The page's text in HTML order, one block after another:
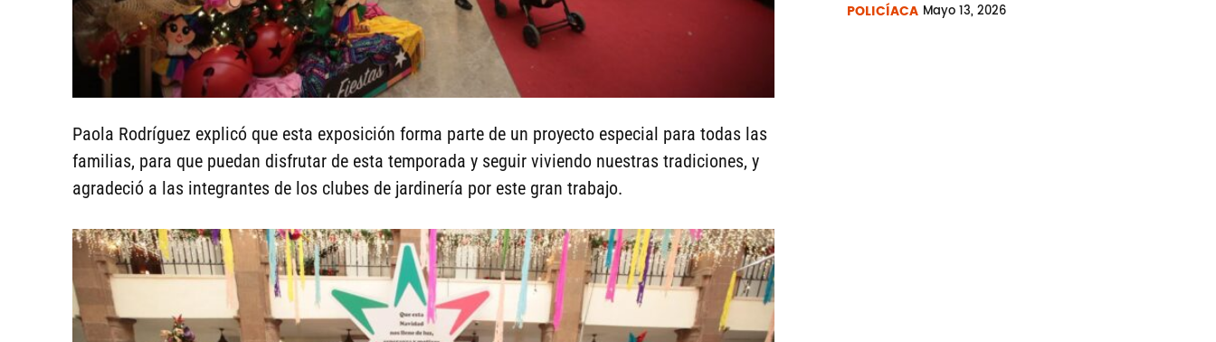
Paola Rodríguez explicó que esta exposición forma parte de un proyecto especial para todas las
familias, para que puedan disfrutar de esta temporada y seguir viviendo nuestras tradiciones, y
agradeció a las integrantes de los clubes de jardinería por este gran trabajo.
POLICÍACA Mayo13, 2026